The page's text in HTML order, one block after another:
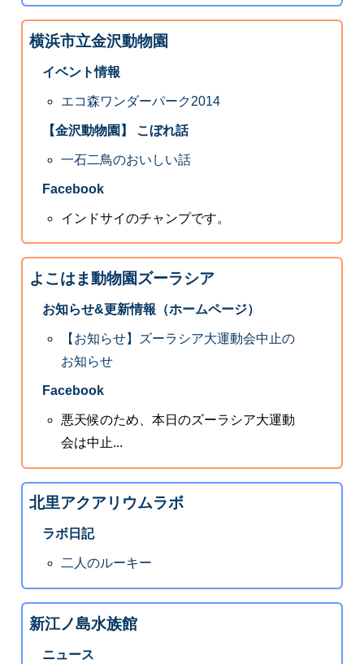
横浜市立金沢動物園
イベント情報
エコ森ワンダーパーク2014
【金沢動物園】 こぼれ話
一石二鳥のおいしい話
Facebook
インドサイのチャンプです。
よこはま動物園ズーラシア
お知らせ&更新情報（ホームページ）
【お知らせ】ズーラシア大運動会中止の
お知らせ
Facebook
悪天候のため、本日のズーラシア大運動
会は中止...
北里アクアリウムラボ
ラボ日記
二人のルーキー
新江ノ島水族館
ニュース